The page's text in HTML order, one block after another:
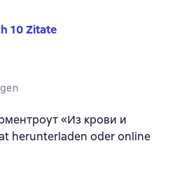
10 Zitate
«Из крови и
herunterladen oder online